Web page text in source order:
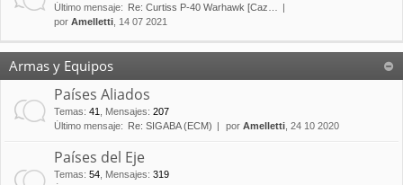
Último mensaje:
Re: Curtiss P-40 Warhawk [Caz…
por Amelletti , 14 07 2021
Armas y Equipos
Países Aliados
Temas: 41 Mensajes: 207
Último mensaje:
Re: SIGABA (ECM) por Amelletti , 24 10 2020
Países del Eje
Temas: 54 Mensajes: 319